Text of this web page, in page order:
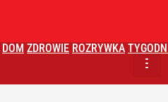
DOM ZDROWIE ROZRYWKA